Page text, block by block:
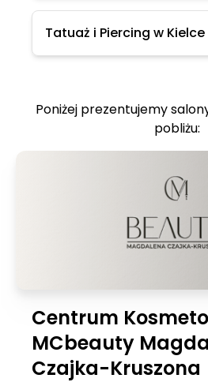
Tatuaż i Piercing w Kielce
Poniżej prezentujemy
pobliżu:
Centrum
MCbeauty
Czajka-Kruszona